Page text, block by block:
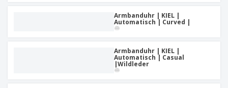
Armbanduhr | KIEL |
Automatisch | Curved |
Armbanduhr | KIEL |
Automatisch | Casual
|Wildleder